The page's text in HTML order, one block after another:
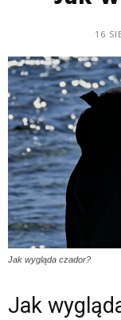
16
Jak wygląda czador?
Jak